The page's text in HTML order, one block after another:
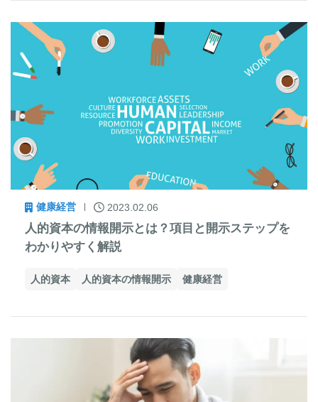
健康経営 2023.02.06
人的資本の情報開示とは？項目と開示ステップを
わかりやすく解説
人的資本 人的資本の情報開示 健康経営